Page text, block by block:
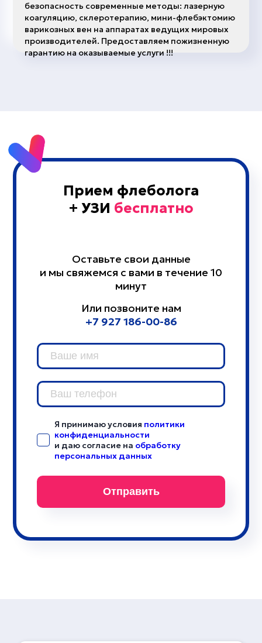
безопасность современные методы: лазерную
коагуляцию, склеротерапию, мини-флебэктомию
варикозных вен на аппаратах ведущих мировых
производителей. Предоставляем пожизненную
гарантию на оказываемые услуги !!!
Прием флеболога
+ УЗИ бесплатно
Оставьте свои данные
и мы свяжемся с вами в течение 10
минут
Или позвоните нам
+7 927 186-00-86
Я принимаю условия политики
конфиденциальности
и даю согласие на обработку
персональных данных